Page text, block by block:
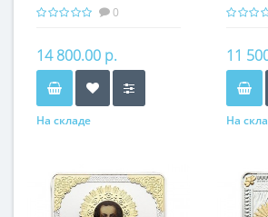
православная святыня
0
14 800.00 р.
На складе
11
На